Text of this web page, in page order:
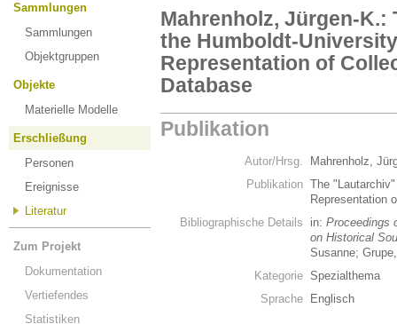
Sammlungen
Sammlungen
Objektgruppen
Objekte
Materielle Modelle
Erschließung
Personen
Ereignisse
Literatur
Zum Projekt
Dokumentation
Vertiefendes
Statistiken
Mahrenholz, Jürgen-
the Humboldt-
Representation of
Database
Publikation
Autor/Hrsg.
Mahrenholz,
Publikation The
Representation
Bibliographische Details
in: Proceedings
on Historical
Susanne;
Kategorie Spezialthema
Sprache
Englisch